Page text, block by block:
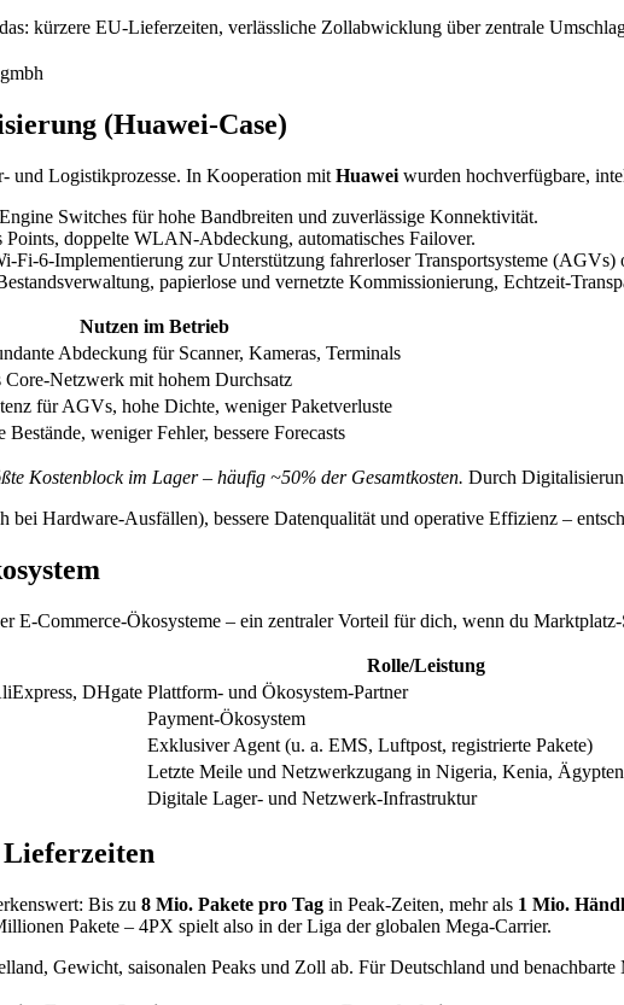
kürzere EU-Lieferzeiten, verlässliche Zollabwicklung über zentrale
(Huawei-Case)
und Logistikprozesse. In Kooperation mit Huawei wurden hochverfügbare,
Switches für hohe Bandbreiten und zuverlässige Konnektivität.
doppelte WLAN-Abdeckung, automatisches Failover.
Implementierung zur Unterstützung fahrerloser Transportsysteme (AGVs)
papierlose und vernetzte Kommissionierung, Echtzeit-
Nutzen im Betrieb
Abdeckung für Scanner, Kameras, Terminals
Core-Netzwerk mit hohem Durchsatz
für AGVs, hohe Dichte, weniger Paketverluste
Bestände, weniger Fehler, bessere Forecasts
Kostenblock im Lager – häufig ~50% der Gesamtkosten. Durch
bei Hardware-Ausfällen), bessere Datenqualität und operative Effizienz –
E-Commerce-Ökosysteme – ein zentraler Vorteil für dich, wenn du
Rolle/Leistung
DHgate Plattform- und Ökosystem-Partner
Payment-Ökosystem
Exklusiver Agent (u. a. EMS, Luftpost, registrierte Pakete)
Letzte Meile und Netzwerkzugang in Nigeria, Kenia,
Digitale Lager- und Netzwerk-Infrastruktur
Bis zu 8 Mio. Pakete pro Tag in Peak-Zeiten, mehr als 1 Mio.
Pakete – 4PX spielt also in der Liga der globalen Mega-Carrier.
Gewicht, saisonalen Peaks und Zoll ab. Für Deutschland und